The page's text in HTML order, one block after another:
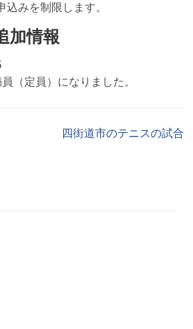
みを制限します。
加情報
（定員）になりました。
四街道市のテニスの試合